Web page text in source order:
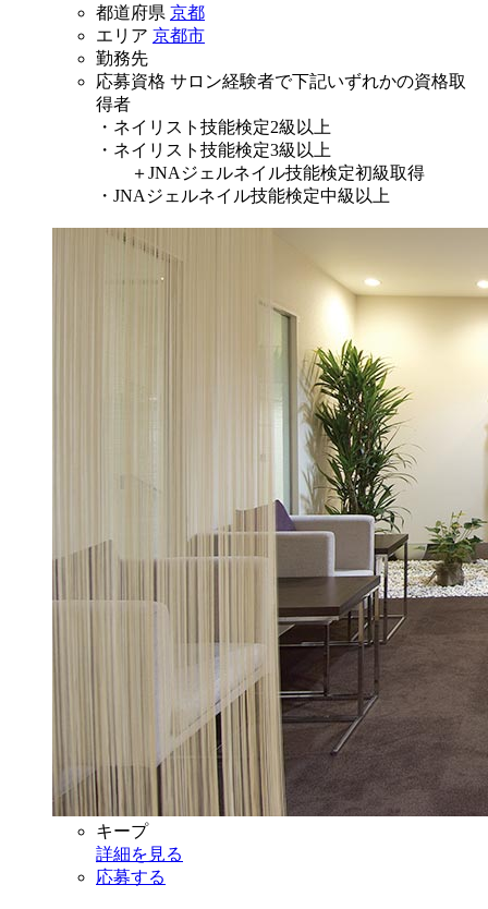
都道府県 京都
エリア 京都市
勤務先
応募資格 サロン経験者で下記いずれかの資格取
得者
・ネイリスト技能検定2級以上
・ネイリスト技能検定3級以上
＋JNAジェルネイル技能検定初級取得
・JNAジェルネイル技能検定中級以上
キープ
詳細を見る
応募する